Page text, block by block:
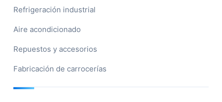
Refrigeración industrial
Aire acondicionado
Repuestos y accesorios
Fabricación de carrocerías